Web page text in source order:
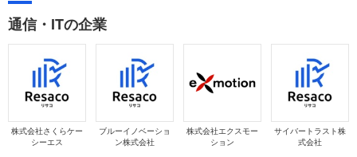
通信・ITの企業
株式会社さくらケー
シーエス
ブルーイノベーショ
ン株式会社
株式会社エクスモー
ション
サイバートラスト株
式会社